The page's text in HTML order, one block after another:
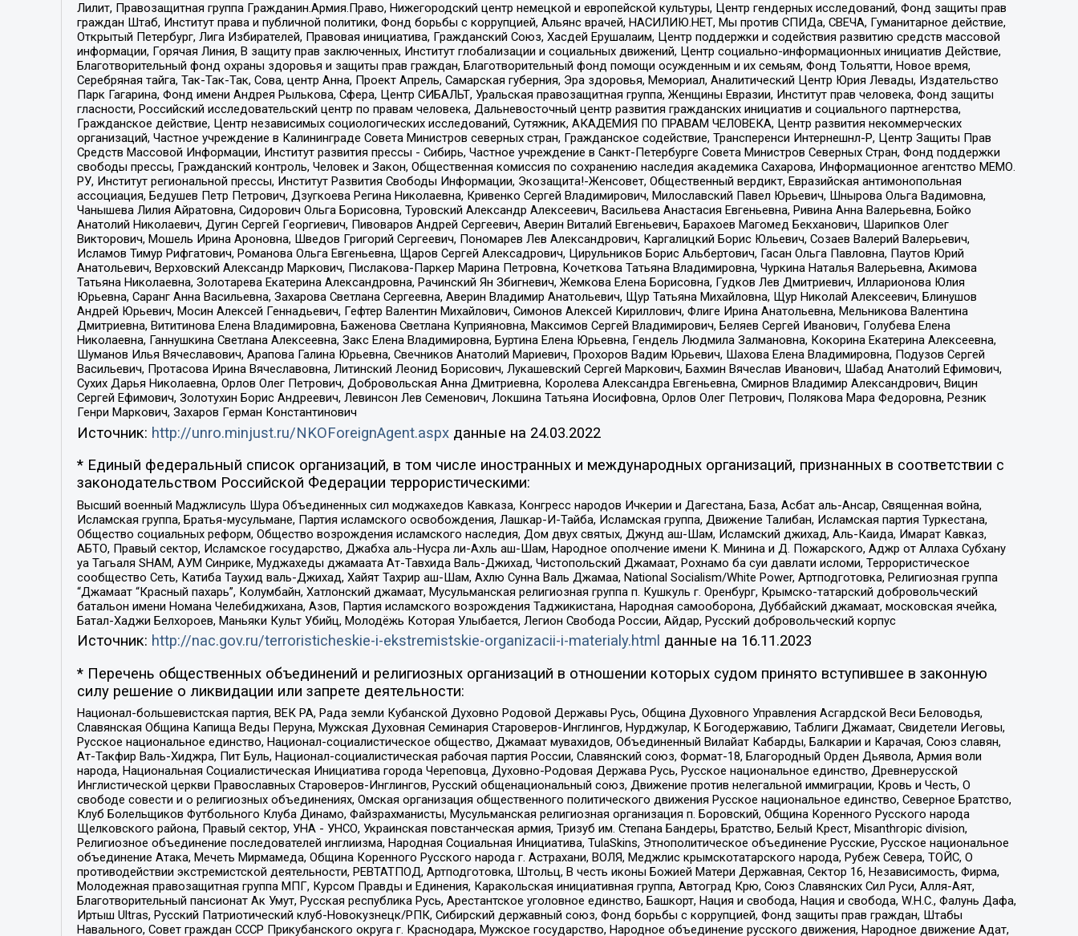
Лилит, Правозащитная группа Гражданин.Армия.Право, Нижегородский центр немецкой и европейской культуры, Центр гендерных исследований, Фонд защиты прав
граждан Штаб, Институт права и публичной политики, Фонд борьбы с коррупцией, Альянс врачей, НАСИЛИЮ.НЕТ, Мы против СПИДа, СВЕЧА, Гуманитарное действие,
Открытый Петербург, Лига Избирателей, Правовая инициатива, Гражданский Союз, Хасдей Ерушалаим, Центр поддержки и содействия развитию средств массовой
информации, Горячая Линия, В защиту прав заключенных, Институт глобализации и социальных движений, Центр социально-информационных инициатив Действие,
Благотворительный фонд охраны здоровья и защиты прав граждан, Благотворительный фонд помощи осужденным и их семьям, Фонд Тольятти, Новое время,
Серебряная тайга, Так-Так-Так, Сова, центр Анна, Проект Апрель, Самарская губерния, Эра здоровья, Мемориал, Аналитический Центр Юрия Левады, Издательство
Парк Гагарина, Фонд имени Андрея Рылькова, Сфера, Центр СИБАЛЬТ, Уральская правозащитная группа, Женщины Евразии, Институт прав человека, Фонд защиты
гласности, Российский исследовательский центр по правам человека, Дальневосточный центр развития гражданских инициатив и социального партнерства,
Гражданское действие, Центр независимых социологических исследований, Сутяжник, АКАДЕМИЯ ПО ПРАВАМ ЧЕЛОВЕКА, Центр развития некоммерческих
организаций, Частное учреждение в Калининграде Совета Министров северных стран, Гражданское содействие, Трансперенси Интернешнл-Р, Центр Защиты Прав
Средств Массовой Информации, Институт развития прессы - Сибирь, Частное учреждение в Санкт-Петербурге Совета Министров Северных Стран, Фонд поддержки
свободы прессы, Гражданский контроль, Человек и Закон, Общественная комиссия по сохранению наследия академика Сахарова, Информационное агентство МЕМО.
РУ, Институт региональной прессы, Институт Развития Свободы Информации, Экозащита!-Женсовет, Общественный вердикт, Евразийская антимонопольная
ассоциация, Бедушев Петр Петрович, Дзугкоева Регина Николаевна, Кривенко Сергей Владимирович, Милославский Павел Юрьевич, Шнырова Ольга Вадимовна,
Чанышева Лилия Айратовна, Сидорович Ольга Борисовна, Туровский Александр Алексеевич, Васильева Анастасия Евгеньевна, Ривина Анна Валерьевна, Бойко
Анатолий Николаевич, Дугин Сергей Георгиевич, Пивоваров Андрей Сергеевич, Аверин Виталий Евгеньевич, Барахоев Магомед Бекханович, Шарипков Олег
Викторович, Мошель Ирина Ароновна, Шведов Григорий Сергеевич, Пономарев Лев Александрович, Каргалицкий Борис Юльевич, Созаев Валерий Валерьевич,
Исламов Тимур Рифгатович, Романова Ольга Евгеньевна, Щаров Сергей Алексадрович, Цирульников Борис Альбертович, Гасан Ольга Павловна, Паутов Юрий
Анатольевич, Верховский Александр Маркович, Пислакова-Паркер Марина Петровна, Кочеткова Татьяна Владимировна, Чуркина Наталья Валерьевна, Акимова
Татьяна Николаевна, Золотарева Екатерина Александровна, Рачинский Ян Збигневич, Жемкова Елена Борисовна, Гудков Лев Дмитриевич, Илларионова Юлия
Юрьевна, Саранг Анна Васильевна, Захарова Светлана Сергеевна, Аверин Владимир Анатольевич, Щур Татьяна Михайловна, Щур Николай Алексеевич, Блинушов
Андрей Юрьевич, Мосин Алексей Геннадьевич, Гефтер Валентин Михайлович, Симонов Алексей Кириллович, Флиге Ирина Анатольевна, Мельникова Валентина
Дмитриевна, Вититинова Елена Владимировна, Баженова Светлана Куприяновна, Максимов Сергей Владимирович, Беляев Сергей Иванович, Голубева Елена
Николаевна, Ганнушкина Светлана Алексеевна, Закс Елена Владимировна, Буртина Елена Юрьевна, Гендель Людмила Залмановна, Кокорина Екатерина Алексеевна,
Шуманов Илья Вячеславович, Арапова Галина Юрьевна, Свечников Анатолий Мариевич, Прохоров Вадим Юрьевич, Шахова Елена Владимировна, Подузов Сергей
Васильевич, Протасова Ирина Вячеславовна, Литинский Леонид Борисович, Лукашевский Сергей Маркович, Бахмин Вячеслав Иванович, Шабад Анатолий Ефимович,
Сухих Дарья Николаевна, Орлов Олег Петрович, Добровольская Анна Дмитриевна, Королева Александра Евгеньевна, Смирнов Владимир Александрович, Вицин
Сергей Ефимович, Золотухин Борис Андреевич, Левинсон Лев Семенович, Локшина Татьяна Иосифовна, Орлов Олег Петрович, Полякова Мара Федоровна, Резник
Генри Маркович, Захаров Герман Константинович
Источник: http://unro.minjust.ru/NKOForeignAgent.aspxданные на 24.03.2022
* Единый федеральный список организаций, в том числе иностранных и международных организаций, признанных в соответствии с
законодательством Российской Федерации террористическими:
Высший военный Маджлисуль Шура Объединенных сил моджахедов Кавказа, Конгресс народов Ичкерии и Дагестана, База, Асбат аль-Ансар, Священная война,
Исламская группа, Братья-мусульмане, Партия исламского освобождения, Лашкар-И-Тайба, Исламская группа, Движение Талибан, Исламская партия Туркестана,
Общество социальных реформ, Общество возрождения исламского наследия, Дом двух святых, Джунд аш-Шам, Исламский джихад, Аль-Каида, Имарат Кавказ,
АБТО, Правый сектор, Исламское государство, Джабха аль-Нусра ли-Ахль аш-Шам, Народное ополчение имени К. Минина и Д. Пожарского, Аджр от Аллаха Субхану
уа Тагьаля SHAM, АУМ Синрике, Муджахеды джамаата Ат-Тавхида Валь-Джихад, Чистопольский Джамаат, Рохнамо ба суи давлати исломи, Террористическое
сообщество Сеть, Катиба Таухид валь-Джихад, Хайят Тахрир аш-Шам, Ахлю Сунна Валь Джамаа, National Socialism/White Power, Артподготовка, Религиозная группа
“Джамаат “Красный пахарь”, Колумбайн, Хатлонский джамаат, Мусульманская религиозная группа п. Кушкуль г. Оренбург, Крымско-татарский добровольческий
батальон имени Номана Челебиджихана, Азов, Партия исламского возрождения Таджикистана, Народная самооборона, Дуббайский джамаат, московская ячейка,
Батал-Хаджи Белхороев, Маньяки Культ Убийц, Молодёжь Которая Улыбается, Легион Свобода России, Айдар, Русский добровольческий корпус
Источник: http://nac.gov.ru/terroristicheskie-i-ekstremistskie-organizacii-i-materialy.html данные на 16.11.2023
* Перечень общественных объединений и религиозных организаций в отношении которых судом принято вступившее в законную
силу решение о ликвидации или запрете деятельности:
Национал-большевистская партия, ВЕК РА, Рада земли Кубанской Духовно Родовой Державы Русь, Община Духовного Управления Асгардской Веси Беловодья,
Славянская Община Капища Веды Перуна, Мужская Духовная Семинария Староверов-Инглингов, Нурджулар, К Богодержавию, Таблиги Джамаат, Свидетели Иеговы,
Русское национальное единство, Национал-социалистическое общество, Джамаат мувахидов, Объединенный Вилайат Кабарды, Балкарии и Карачая, Союз славян,
Ат-Такфир Валь-Хиджра, Пит Буль, Национал-социалистическая рабочая партия России, Славянский союз, Формат-18, Благородный Орден Дьявола, Армия воли
народа, Национальная Социалистическая Инициатива города Череповца, Духовно-Родовая Держава Русь, Русское национальное единство, Древнерусской
Инглистической церкви Православных Староверов-Инглингов, Русский общенациональный союз, Движение против нелегальной иммиграции, Кровь и Честь, О
свободе совести и о религиозных объединениях, Омская организация общественного политического движения Русское национальное единство, Северное Братство,
Клуб Болельщиков Футбольного Клуба Динамо, Файзрахманисты, Мусульманская религиозная организация п. Боровский, Община Коренного Русского народа
Щелковского района, Правый сектор, УНА - УНСО, Украинская повстанческая армия, Тризуб им. Степана Бандеры, Братство, Белый Крест, Misanthropic division,
Религиозное объединение последователей инглиизма, Народная Социальная Инициатива, TulaSkins, Этнополитическое объединение Русские, Русское национальное
объединение Атака, Мечеть Мирмамеда, Община Коренного Русского народа г. Астрахани, ВОЛЯ, Меджлис крымскотатарского народа, Рубеж Севера, ТОЙС, О
противодействии экстремистской деятельности, РЕВТАТПОД, Артподготовка, Штольц, В честь иконы Божией Матери Державная, Сектор 16, Независимость, Фирма,
Молодежная правозащитная группа МПГ, Курсом Правды и Единения, Каракольская инициативная группа, Автоград Крю, Союз Славянских Сил Руси, Алля-Аят,
Благотворительный пансионат Ак Умут, Русская республика Русь, Арестантское уголовное единство, Башкорт, Нация и свобода, Нация и свобода, W.H.С., Фалунь Дафа,
Иртыш Ultras, Русский Патриотический клуб-Новокузнецк/РПК, Сибирский державный союз, Фонд борьбы с коррупцией, Фонд защиты прав граждан, Штабы
Навального, Совет граждан СССР Прикубанского округа г. Краснодара, Мужское государство, Народное объединение русского движения, Народное движение Адат,